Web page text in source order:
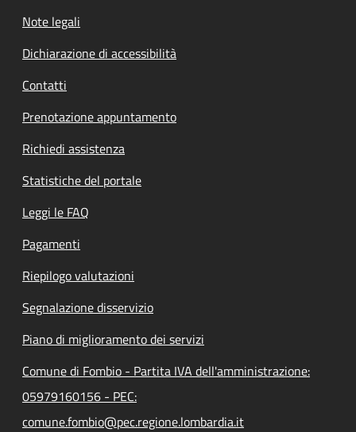
Note legali
Dichiarazione di accessibilità
Contatti
Prenotazione appuntamento
Richiedi assistenza
Statistiche del portale
Leggi le FAQ
Pagamenti
Riepilogo valutazioni
Segnalazione disservizio
Piano di miglioramento dei servizi
Comune di Fombio - Partita IVA dell'amministrazione:
05979160156 - PEC:
comune.fombio@pec.regione.lombardia.it